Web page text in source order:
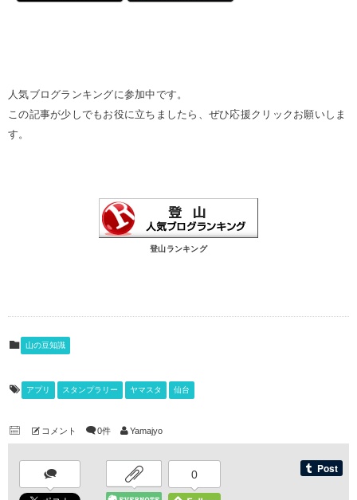
人気ブログランキングに参加中です。
この記事が少しでもお役に立ちましたら、ぜひ応援クリックお願いしま
す。
登山ランキング
山の豆知識
アプリ スタンプラリー ヤマスタ 仙台
コメント 0件 Yamajyo
0